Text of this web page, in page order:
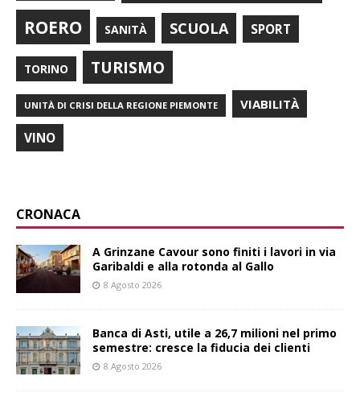
ROERO SANITÀ SCUOLA SPORT
TORINO TURISMO
UNITÀ DI CRISI DELLA REGIONE PIEMONTE VIABILITÀ
VINO
CRONACA
A Grinzane Cavour sono finiti i lavori in via
Garibaldi e alla rotonda al Gallo
8 Agosto 2026
Banca di Asti, utile a 26,7 milioni nel primo
semestre: cresce la fiducia dei clienti
8 Agosto 2026